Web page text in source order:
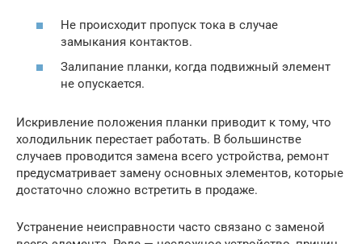
Не происходит пропуск тока в случае
замыкания контактов.
Залипание планки, когда подвижный элемент
не опускается.
Искривление положения планки приводит к тому, что
холодильник перестает работать. В большинстве
случаев проводится замена всего устройства, ремонт
предусматривает замену основных элементов, которые
достаточно сложно встретить в продаже.
Устранение неисправности часто связано с заменой